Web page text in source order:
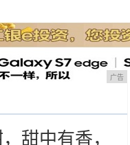
广告
甜中有香，